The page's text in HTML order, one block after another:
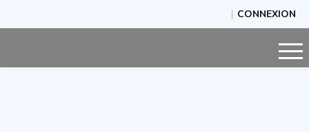
CONNEXION